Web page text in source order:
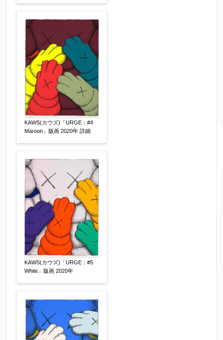
合わせください。
電話番号 【必須】
※携帯電話などご連絡が取りやすいお電話番号を
お願い致します。
郵便番号 【必須】
↓郵便番号を入力すると住所の最初が自動入力さ
れます。番地以下は任意でも結構です。
ご住所 【必須】
KAWS(カウズ)「URGE：#4
Maroon」版画 2020年 詳細
KAWS(カウズ)「URGE：#5
White」版画 2020年